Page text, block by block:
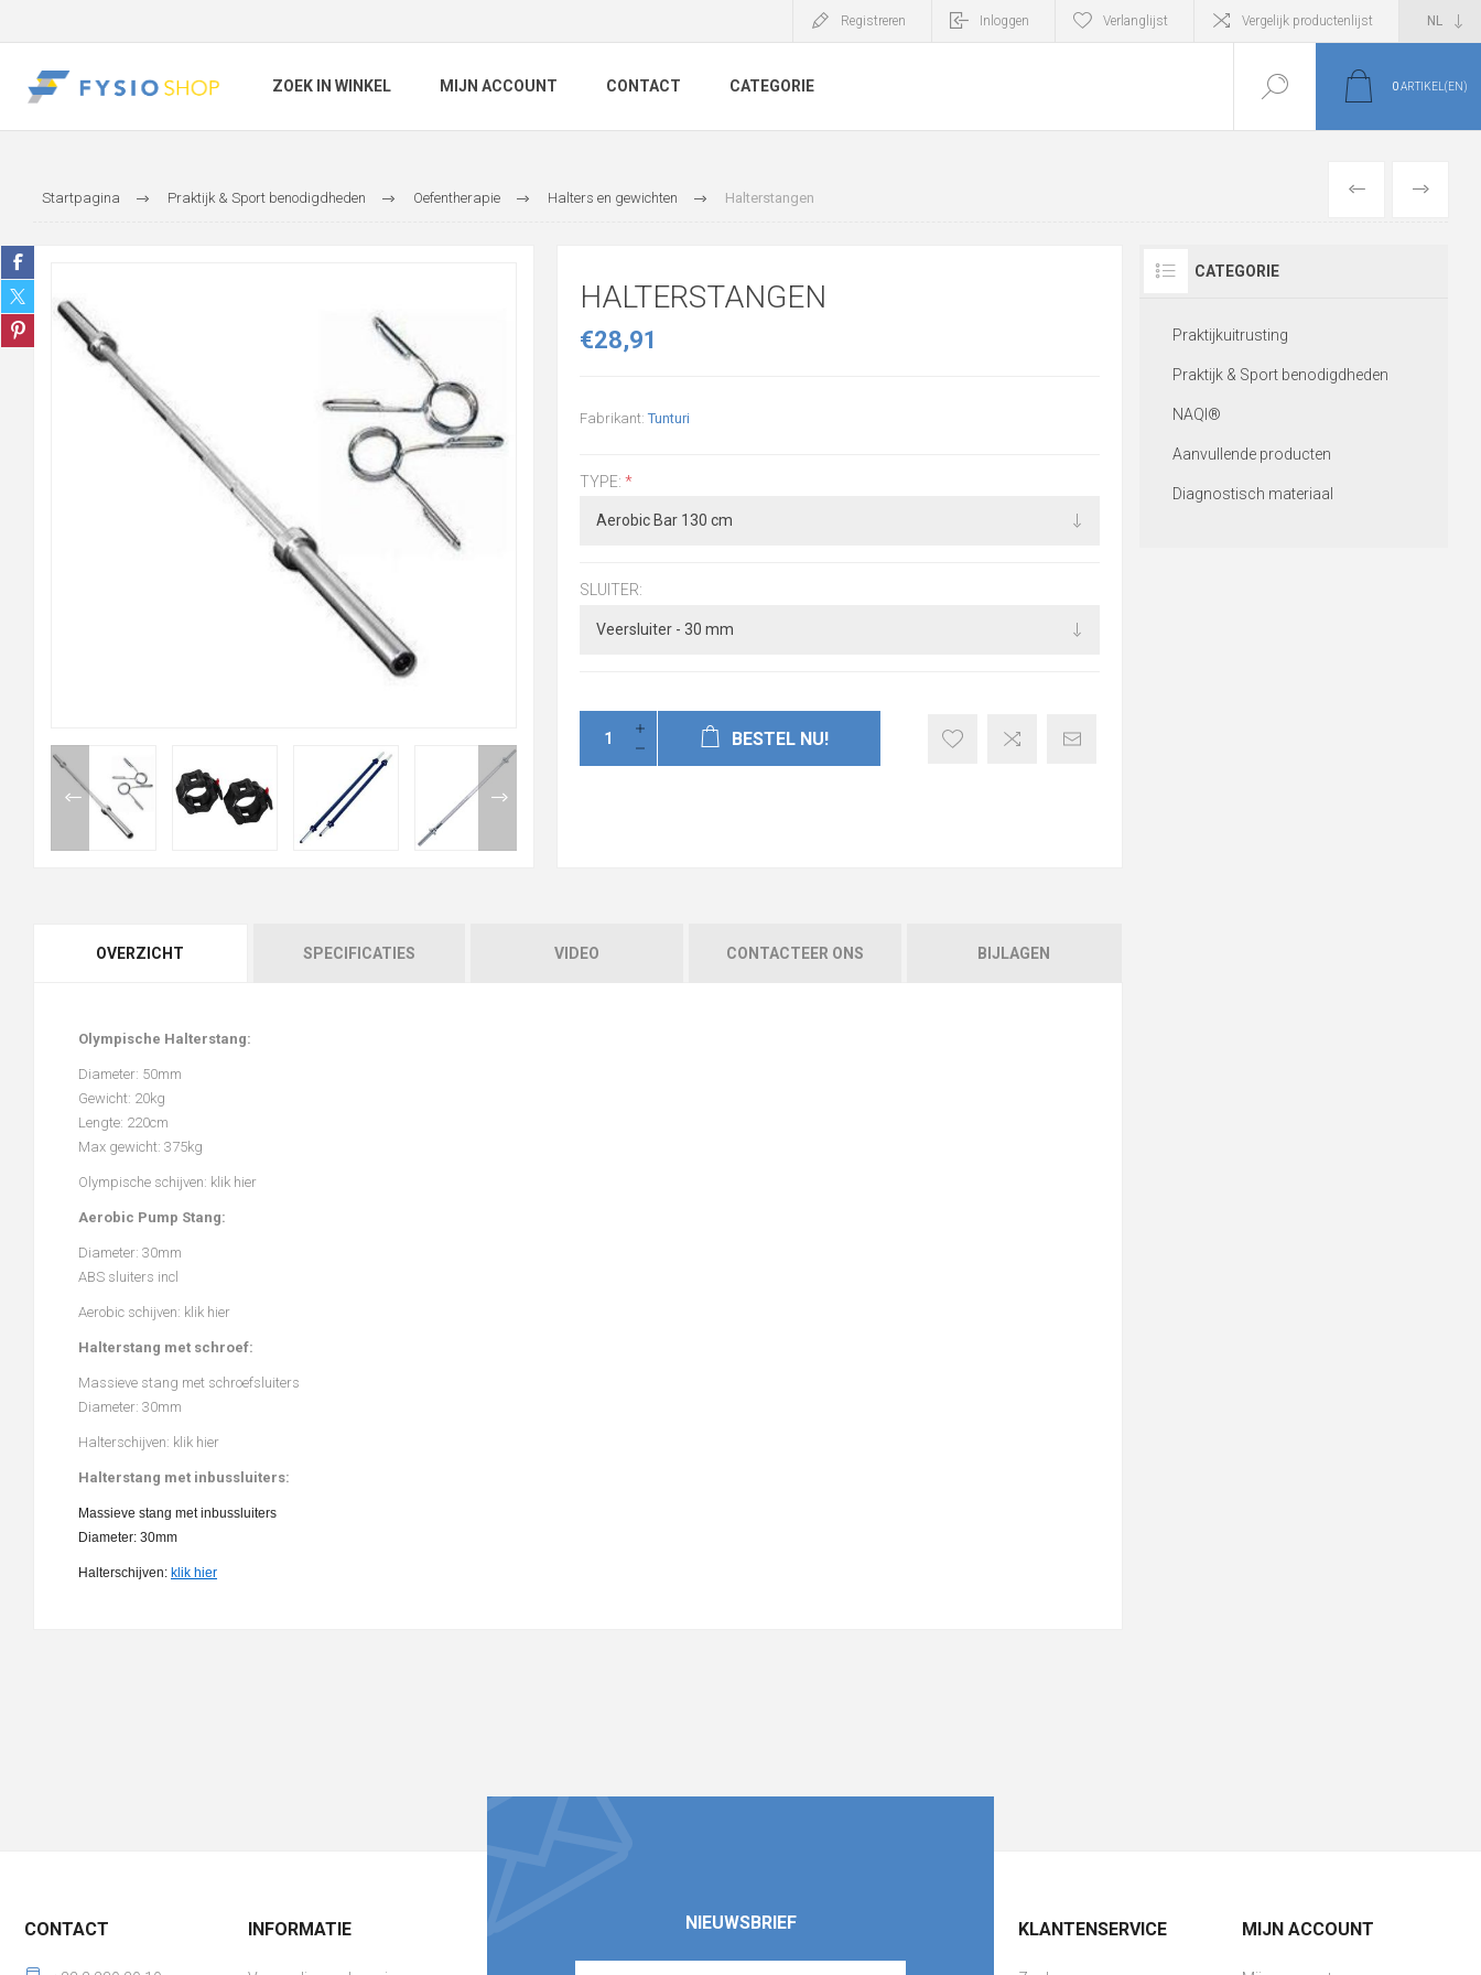
Registreren Inloggen Verlanglijst Vergelijk productenlijst
ZOEK IN WINKEL MIJN ACCOUNT CONTACT CATEGORIE 0ARTIKEL(EN)
Startpagina Praktijk & Sport benodigdheden Oefentherapie Halters en gewichten Halterstangen VORIGE
HALTERSTANGEN
€28,91
Fabrikant: Tunturi
TYPE: *
SLUITER:
BESTEL NU!
OVERZICHT SPECIFICATIES VIDEO CONTACTEER ONS BIJLAGEN
Olympische Halterstang:
Diameter: 50mm
Gewicht: 20kg
Lengte: 220cm
Max gewicht: 375kg
Olympische schijven: klik hier
Aerobic Pump Stang:
Diameter: 30mm
ABS sluiters incl
Aerobic schijven: klik hier
Halterstang met schroef:
Massieve stang met schroefsluiters
Diameter: 30mm
Halterschijven: klik hier
Halterstang met inbussluiters:
Massieve stang met inbussluiters
Diameter: 30mm
Halterschijven: klik hier
CATEGORIE
Praktijkuitrusting
Praktijk & Sport benodigdheden
NAQI®
Aanvullende producten
Diagnostisch materiaal
NIEUWSBRIEF
CONTACT INFORMATIE KLANTENSERVICE MIJN ACCOUNT